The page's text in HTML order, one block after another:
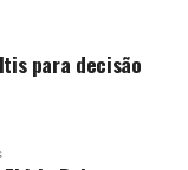
para decisão